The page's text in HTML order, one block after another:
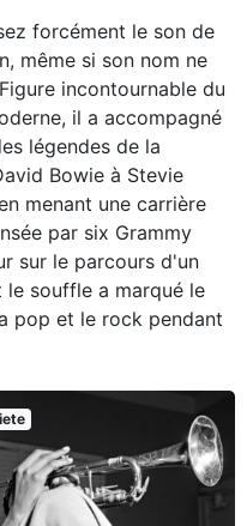
forcément le son de
même si son nom ne
incontournable du
il a accompagné
légendes de la
Bowie à Stevie
menant une carrière
par six Grammy
sur le parcours d'un
le souffle a marqué le
pop et le rock pendant